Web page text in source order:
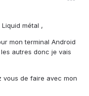
métal ,
mon terminal Android
autres donc je vais
vous de faire avec mon